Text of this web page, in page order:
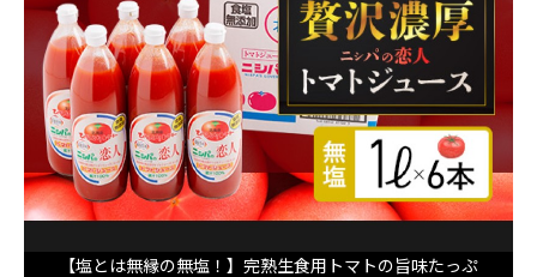
【塩とは無縁の無塩！】完熟生食用トマトの旨味たっぷ